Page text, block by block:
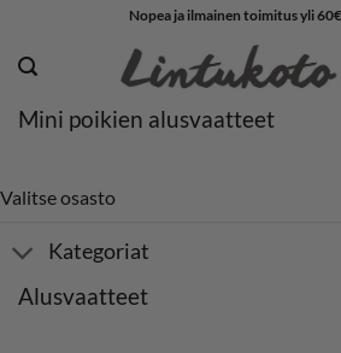
content
Nopea ja ilmainen toimitus yli
Mini poikien alusvaatteet
Valitse osasto
Kategoriat
Alusvaatteet